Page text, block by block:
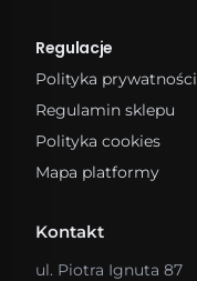
Regulacje
Polityka prywatności
Regulamin sklepu
Polityka cookies
Mapa platformy
Kontakt
ul. Piotra Ignuta 87